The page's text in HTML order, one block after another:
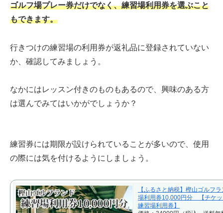
ゴルフ場プレー券だけでなく、練習場利用券を選ぶこと
もできます。
行きつけの練習場の利用券が返礼品に登録されていない
か、確認してみましょう。
なかにはレッスン付きのものもあるので、興味のある方
は選んでみてはいかがでしょうか？
練習券には期限が設けられていることが多いので、使用
の際には気を付けるようにしましょう。
【ふるさと納税】樫山ゴルフ
場利用券10,000円分 【チケッ
練習場利用券】